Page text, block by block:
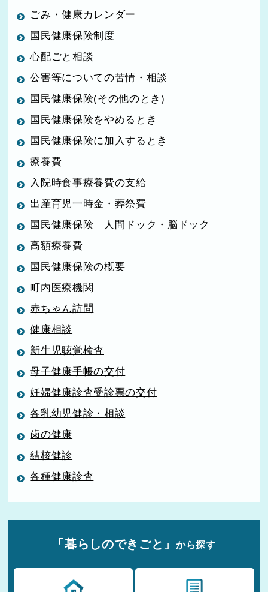
ごみ・健康カレンダー
国民健康保険制度
心配ごと相談
公害等についての苦情・相談
国民健康保険(その他のとき)
国民健康保険をやめるとき
国民健康保険に加入するとき
療養費
入院時食事療養費の支給
出産育児一時金・葬祭費
国民健康保険 人間ドック・脳ドック
高額療養費
国民健康保険の概要
町内医療機関
赤ちゃん訪問
健康相談
新生児聴覚検査
母子健康手帳の交付
妊婦健康診査受診票の交付
各乳幼児健診・相談
歯の健康
結核健診
各種健康診査
「暮らしのできごと」 から探す